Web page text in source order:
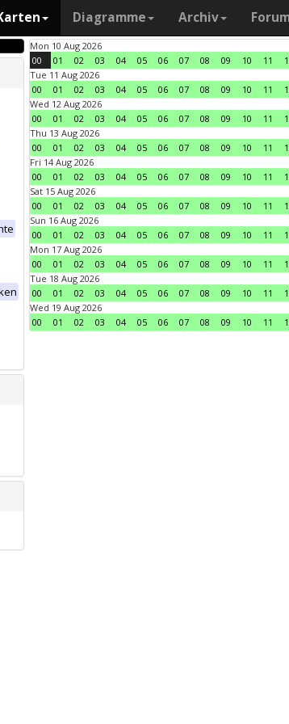
Diagramme Archiv
Mon 10 Aug 2026
00
01 02 03 04 05 06 07 08 09 10 11
Tue 11 Aug 2026
00
01 02 03 04 05 06 07 08 09 10 11
Wed 12 Aug 2026
00
01 02 03 04 05 06 07 08 09 10 11
Thu 13 Aug 2026
00
01 02 03 04 05 06 07 08 09 10 11
Fri 14 Aug 2026
00
01 02 03 04 05 06 07 08 09 10 11
Sat 15 Aug 2026
00
01 02 03 04 05 06 07 08 09 10 11
Sun 16 Aug 2026
00
01 02 03 04 05 06 07 08 09 10 11
Mon 17 Aug 2026
00
01 02 03 04 05 06 07 08 09 10 11
Tue 18 Aug 2026
00
01 02 03 04 05 06 07 08 09 10 11
Wed 19 Aug 2026
00
01 02 03 04 05 06 07 08 09 10 11